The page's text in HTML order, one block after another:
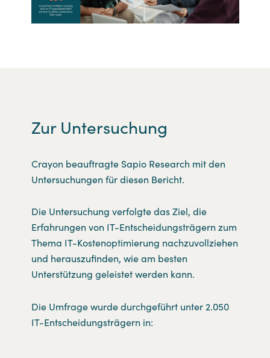
Zur Untersuchung
Crayon beauftragte Sapio Research mit den
Untersuchungen für diesen Bericht.
Die Untersuchung verfolgte das Ziel, die
Erfahrungen von IT-Entscheidungsträgern zum
Thema IT-Kostenoptimierung nachzuvollziehen
und herauszufinden, wie am besten
Unterstützung geleistet werden kann.
Die Umfrage wurde durchgeführt unter 2.050
IT-Entscheidungsträgern in: